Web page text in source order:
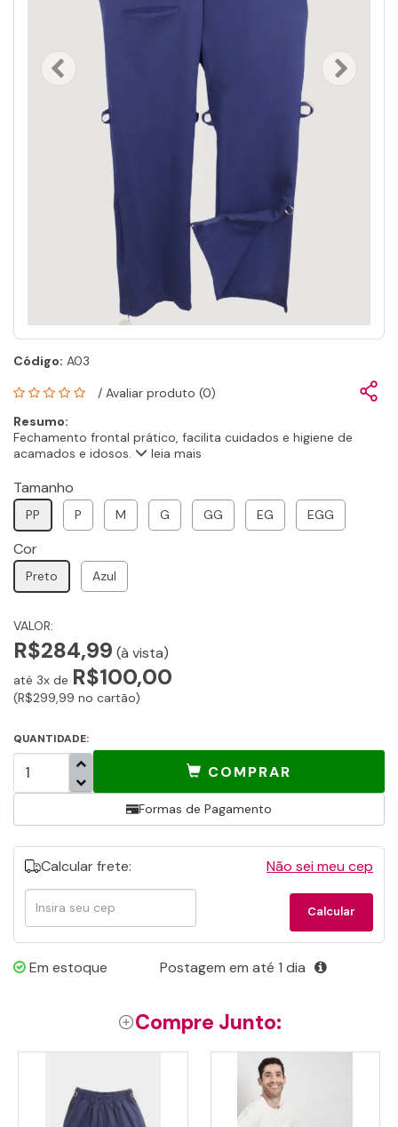
Código: A03
/ Avaliar produto (0)
Resumo:
Fechamento frontal prático, facilita cuidados e higiene de
acamados e idosos.
leia mais
Tamanho
PP P M G GG EG EGG
Cor
Preto Azul
VALOR:
R$284,99 (à vista)
até 3x de R$100,00
(R$299,99 no cartão)
QUANTIDADE:
COMPRAR
Formas de Pagamento
Calcular frete: Não sei meu cep
Calcular
frete
Calcular
Em estoque Postagem em até 1 dia
Compre Junto: